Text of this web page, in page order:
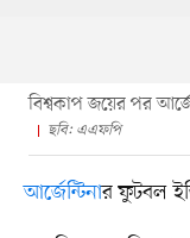
বিশ্বকাপ জয়ের পর
ছবি: এএফপি
আর্জেন্টিনার ফুটবল